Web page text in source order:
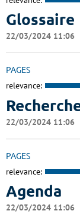
Glossaire
22/03/2024 11:06
PAGES
relevance:
22/03/2024 11:06
PAGES
relevance:
Agenda
22/03/2024 11:06